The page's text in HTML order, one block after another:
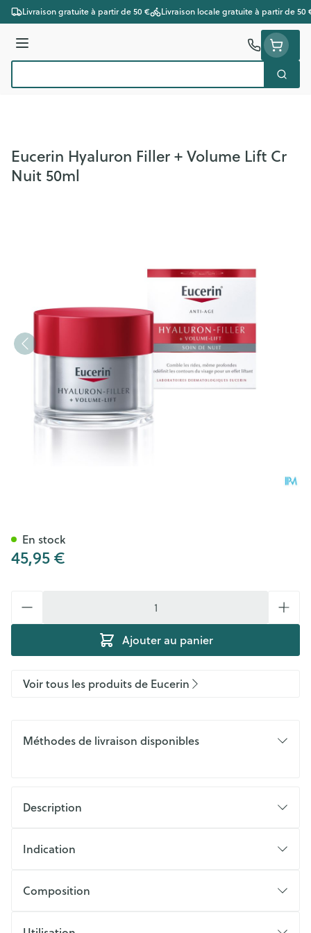
Aller au contenu
Livraison gratuite à partir de 50 € Livraison locale gratuite à partir de 50
Menu
Eucerin Hyaluron Filler + Volume Lift Cr
Nuit 50ml
45,95 €
Ajouter au panier
En stock
Voir tous les produits de Eucerin
Méthodes de livraison disponibles
Description
Indication
Composition